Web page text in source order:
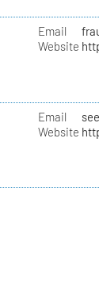
Email
Website
Email
Website